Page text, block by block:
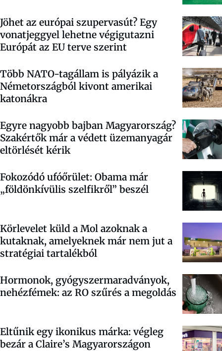
Jöhet az európai szupervasút? Egy
vonatjeggyel lehetne végigutazni
Európát az EU terve szerint
Több NATO-tagállam is pályázik a
Németországból kivont amerikai
katonákra
Egyre nagyobb bajban Magyarország?
Szakértők már a védett üzemanyagár
eltörlését kérik
Fokozódó ufóőrület: Obama már
„földönkívülis szelfikről” beszél
Körlevelet küld a Mol azoknak a
kutaknak, amelyeknek már nem jut a
stratégiai tartalékból
Hormonok, gyógyszermaradványok,
nehézfémek: az RO szűrés a megoldás
Eltűnik egy ikonikus márka: végleg
bezár a Claire’s Magyarországon